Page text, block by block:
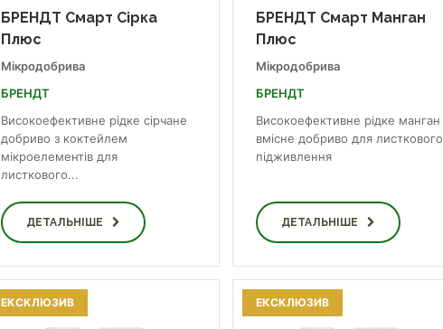
БРЕНДТ Смарт Сірка
Плюс
Мікродобрива
БРЕНДТ
Високоефективне рідке сірчане
добриво з коктейлем
мікроелементів для
листкового...
ДЕТАЛЬНІШЕ
БРЕНДТ Смарт Манган
Плюс
Мікродобрива
БРЕНДТ
Високоефективне рідке манган
вмісне добриво для листкового
підживлення
ДЕТАЛЬНІШЕ
ЕКСКЛЮЗИВ ЕКСКЛЮЗИВ